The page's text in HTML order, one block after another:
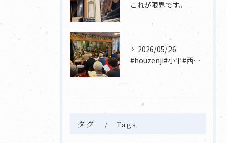
これが限界です。
2026/05/26
#houzenji#小平#西東京市#東村山#立川市国分寺市寺...
タグ Tags